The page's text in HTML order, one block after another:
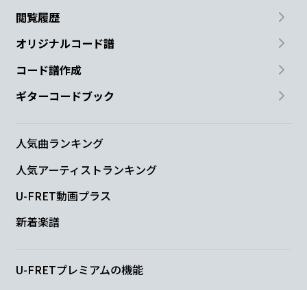
閲覧履歴
オリジナルコード譜
コード譜作成
ギターコードブック
人気曲ランキング
人気アーティストランキング
U-FRET動画プラス
新着楽譜
U-FRETプレミアムの機能